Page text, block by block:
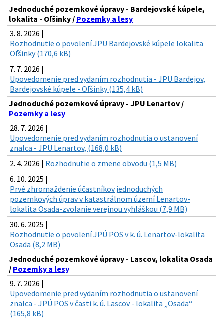
Jednoduché pozemkové úpravy - Bardejovské kúpele,
lokalita - Oľšinky / Pozemky a lesy
3. 8. 2026 |
Rozhodnutie o povolení JPU Bardejovské kúpele lokalita
Oľšinky (170,6 kB)
7. 7. 2026 |
Upovedomenie pred vydaním rozhodnutia - JPU Bardejov,
Bardejovské kúpele - Oľšinky (135,4 kB)
Jednoduché pozemkové úpravy - JPU Lenartov /
Pozemky a lesy
28. 7. 2026 |
Upovedomenie pred vydaním rozhodnutia o ustanovení
znalca - JPU Lenartov, (168,0 kB)
2. 4. 2026 | Rozhodnutie o zmene obvodu (1,5 MB)
6. 10. 2025 |
Prvé zhromaždenie účastníkov jednoduchých
pozemkových úprav v katastrálnom území Lenartov-
lokalita Osada-zvolanie verejnou vyhláškou (7,9 MB)
30. 6. 2025 |
Rozhodnutie o povolení JPÚ POS v k. ú. Lenartov-lokalita
Osada (8,2 MB)
Jednoduché pozemkové úpravy - Lascov, lokalita Osada
/ Pozemky a lesy
9. 7. 2026 |
Upovedomenie pred vydaním rozhodnutia o ustanovení
znalca - JPÚ POS v časti k. ú. Lascov - lokalita „Osada“
(165,8 kB)